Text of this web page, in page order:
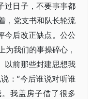
过日子，不要事事都
，党支书和队长轮流
今后改正缺点。公公
为我们的事操碎心，
以前那些封建思想我
：“今后谁说对听谁
我盖房子借了很多